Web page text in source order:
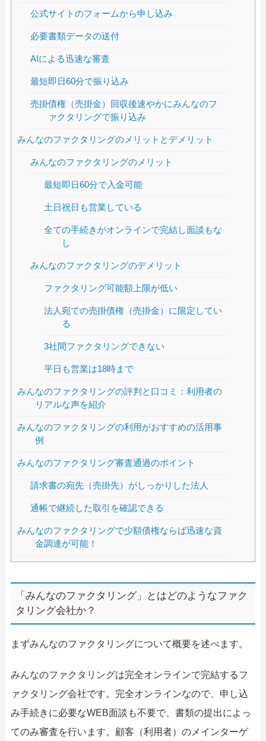
公式サイトのフォームから申し込み
必要書類データの送付
AIによる迅速な審査
最短即日60分で振り込み
売掛債権（売掛金）回収後速やかにみんなのフ
ァクタリングで振り込み
みんなのファクタリングのメリットとデメリット
みんなのファクタリングのメリット
最短即日60分で入金可能
土日祝日も営業している
全ての手続きがオンラインで完結し面談もな
し
みんなのファクタリングのデメリット
ファクタリング可能額上限が低い
法人宛ての売掛債権（売掛金）に限定してい
る
3社間ファクタリングできない
平日も営業は18時まで
みんなのファクタリングの評判と口コミ：利用者の
リアルな声を紹介
みんなのファクタリングの利用がおすすめの活用事
例
みんなのファクタリング審査通過のポイント
請求書の宛先（売掛先）がしっかりした法人
通帳で継続した取引を確認できる
みんなのファクタリングで少額債権ならば迅速な資
金調達が可能！
「みんなのファクタリング」とはどのようなファク
タリング会社か？
まずみんなのファクタリングについて概要を述べます。
みんなのファクタリングは完全オンラインで完結するフ
ァクタリング会社です。完全オンラインなので、申し込
み手続きに必要なWEB面談も不要で、書類の提出によっ
てのみ審査を行います。顧客（利用者）のメインターゲ